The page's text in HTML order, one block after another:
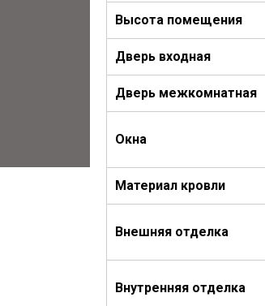
Высота помещения
Дверь входная
Дверь межкомнатная
Окна
Материал кровли
Внешняя отделка
Внутренняя отделка